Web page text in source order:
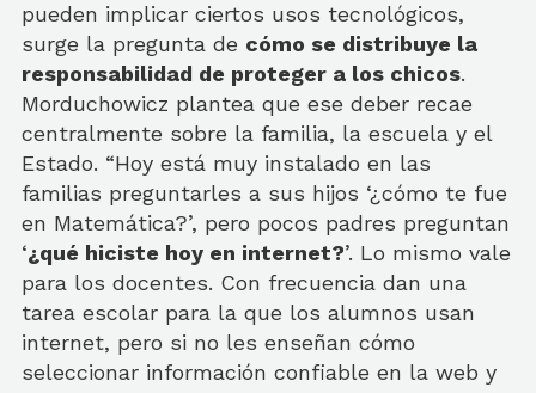
pueden implicar ciertos usos tecnológicos,
surge la pregunta de cómo se distribuye la
responsabilidad de proteger a los chicos.
Morduchowicz plantea que ese deber recae
centralmente sobre la familia, la escuela y el
Estado. “Hoy está muy instalado en las
familias preguntarles a sus hijos ‘¿cómo te fue
en Matemática?’, pero pocos padres preguntan
‘¿qué hiciste hoy en internet?’. Lo mismo vale
para los docentes. Con frecuencia dan una
tarea escolar para la que los alumnos usan
internet, pero si no les enseñan cómo
seleccionar información confiable en la web y